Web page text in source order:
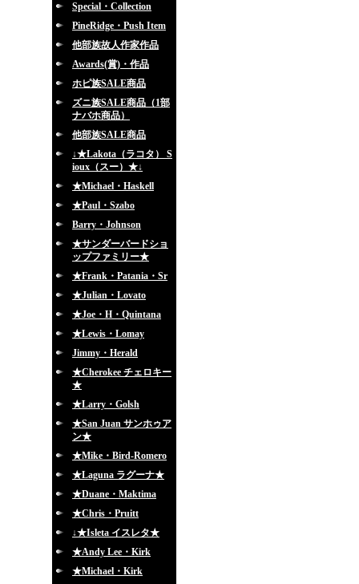
Special・Collection
PineRidge・Push Item
他部族故人作家作品
Awards(賞)・作品
ホピ族SALE商品
ズニ族SALE商品（1部
ナバホ商品）
他部族SALE商品
↓★Lakota（ラコタ） S
ioux（スー）★↓
★Michael・Haskell
★Paul・Szabo
Barry・Johnson
★サンダーバードショ
ップファミリー★
★Frank・Patania・Sr
★Julian・Lovato
★Joe・H・Quintana
★Lewis・Lomay
Jimmy・Herald
★Cherokee チェロキー
★
★Larry・Golsh
★San Juan サンホゥア
ン★
★Mike・Bird-Romero
★Laguna ラグーナ★
★Duane・Maktima
★Chris・Pruitt
↓★Isleta イスレタ★
★Andy Lee・Kirk
★Michael・Kirk